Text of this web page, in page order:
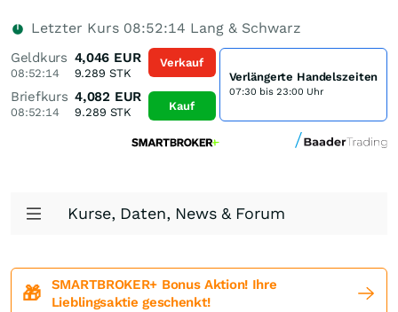
Letzter Kurs 08:52:14 Lang & Schwarz
Geldkurs
08:52:14
4,046 EUR
9.289 STK
Briefkurs
08:52:14
4,082 EUR
9.289 STK
Verkauf
Kauf
Verlängerte Handelszeiten
07:30 bis 23:00 Uhr
Kurse, Daten, News & Forum
🎁
SMARTBROKER+ Bonus Aktion! Ihre
Lieblingsaktie geschenkt!